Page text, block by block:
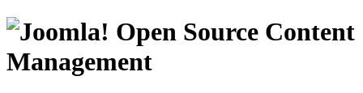
Open Source Content
Management